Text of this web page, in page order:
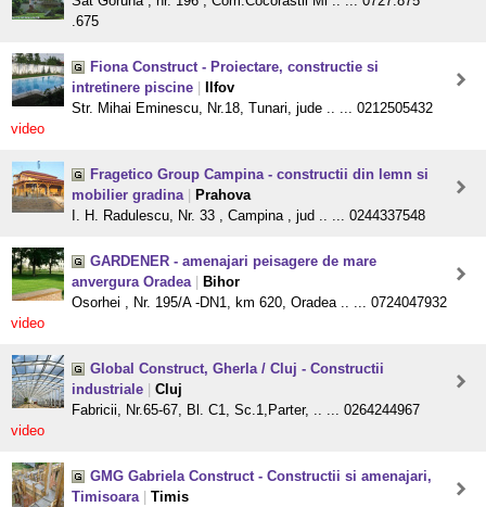
.675
Fiona Construct - Proiectare, constructie si
intretinere piscine
Ilfov
Str. Mihai Eminescu, Nr.18, Tunari, jude .. ... 0212505432
video
Fragetico Group Campina - constructii din lemn si
mobilier gradina
Prahova
I. H. Radulescu, Nr. 33 , Campina , jud .. ... 0244337548
GARDENER - amenajari peisagere de mare
anvergura Oradea
Bihor
Osorhei , Nr. 195/A -DN1, km 620, Oradea .. ... 0724047932
video
Global Construct, Gherla / Cluj - Constructii
industriale
Cluj
Fabricii, Nr.65-67, Bl. C1, Sc.1,Parter, .. ... 0264244967
video
GMG Gabriela Construct - Constructii si amenajari,
Timisoara
Timis